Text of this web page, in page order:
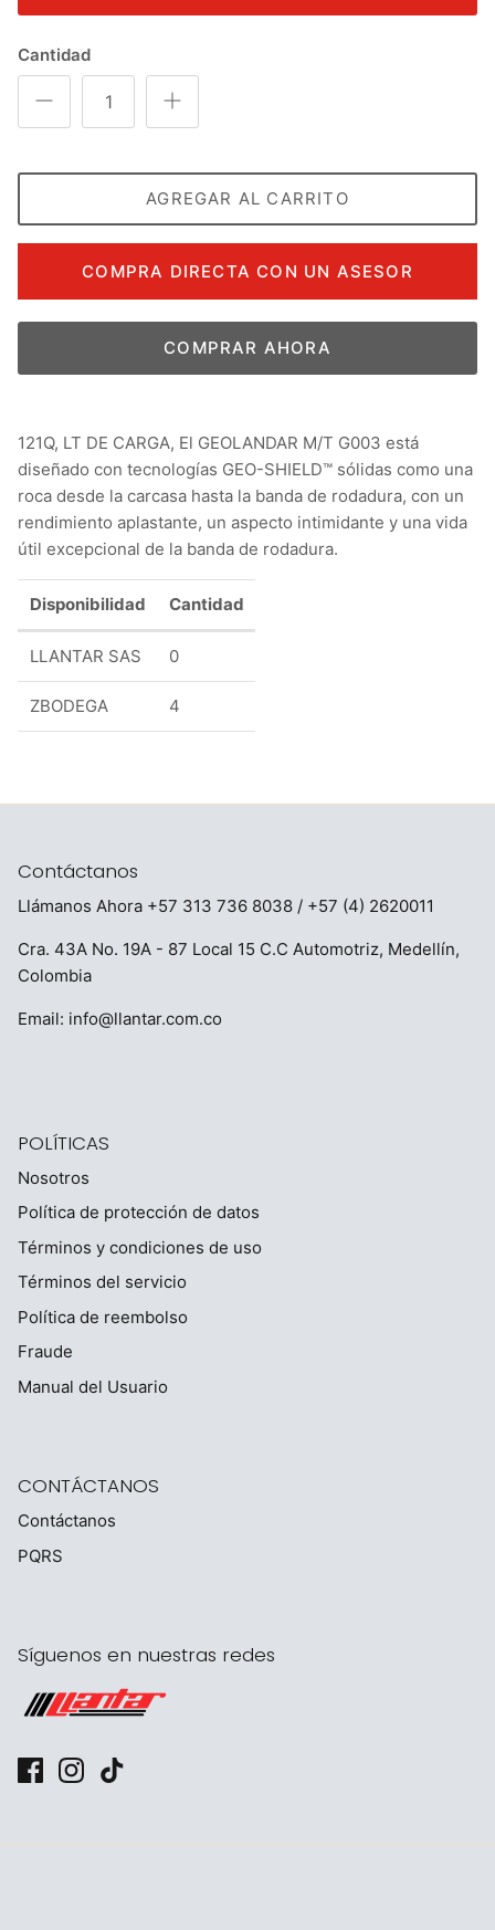
Cantidad
AGREGAR AL CARRITO
COMPRA DIRECTA CON UN ASESOR
COMPRAR AHORA
121Q, LT DE CARGA, El GEOLANDAR M/T G003 está
diseñado con tecnologías GEO-SHIELD™ sólidas como una
roca desde la carcasa hasta la banda de rodadura, con un
rendimiento aplastante, un aspecto intimidante y una vida
útil excepcional de la banda de rodadura.
Disponibilidad Cantidad
LLANTAR SAS 0
ZBODEGA 4
Contáctanos
Llámanos Ahora +57 313 736 8038 / +57 (4) 2620011
Cra. 43A No. 19A - 87 Local 15 C.C Automotriz, Medellín,
Colombia
Email: info@llantar.com.co
POLÍTICAS
Nosotros
Política de protección de datos
Términos y condiciones de uso
Términos del servicio
Política de reembolso
Fraude
Manual del Usuario
CONTÁCTANOS
Contáctanos
PQRS
Síguenos en nuestras redes